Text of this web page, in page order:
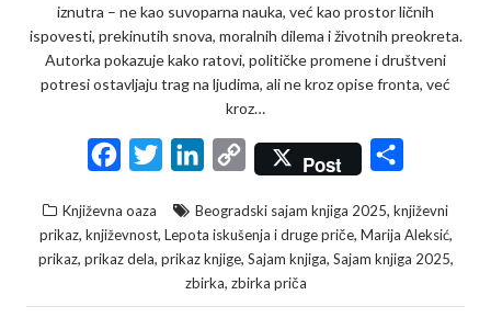
iznutra – ne kao suvoparna nauka, već kao prostor ličnih
ispovesti, prekinutih snova, moralnih dilema i životnih preokreta.
Autorka pokazuje kako ratovi, političke promene i društveni
potresi ostavljaju trag na ljudima, ali ne kroz opise fronta, već
kroz…
c
e
t
n
k
e
C
p
y
L
Post
a
r
Književna oaza Beogradski sajam knjiga 2025, književni
prikaz, književnost, Lepota iskušenja i druge priče, Marija Aleksić,
prikaz, prikaz dela, prikaz knjige, Sajam knjiga, Sajam knjiga 2025,
zbirka, zbirka priča